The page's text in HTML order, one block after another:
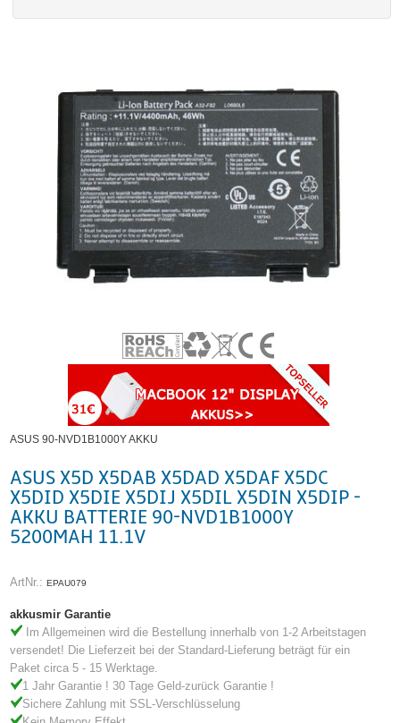
ASUS 90-NVD1B1000Y AKKU
ASUS X5D X5DAB X5DAD X5DAF X5DC
X5DID X5DIE X5DIJ X5DIL X5DIN X5DIP -
AKKU BATTERIE 90-NVD1B1000Y
5200MAH 11.1V
ArtNr.:EPAU079
akkusmir Garantie
Im Allgemeinen wird die Bestellung innerhalb von 1-2 Arbeitstagen
versendet! Die Lieferzeit bei der Standard-Lieferung beträgt für ein
Paket circa 5 - 15 Werktage.
1 Jahr Garantie ! 30 Tage Geld-zurück Garantie !
Sichere Zahlung mit SSL-Verschlüsselung